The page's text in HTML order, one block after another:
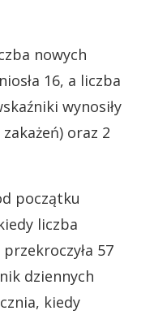
nowych
16, a liczba
wynosiły
oraz 2
początku
liczba
57
dziennych
kiedy